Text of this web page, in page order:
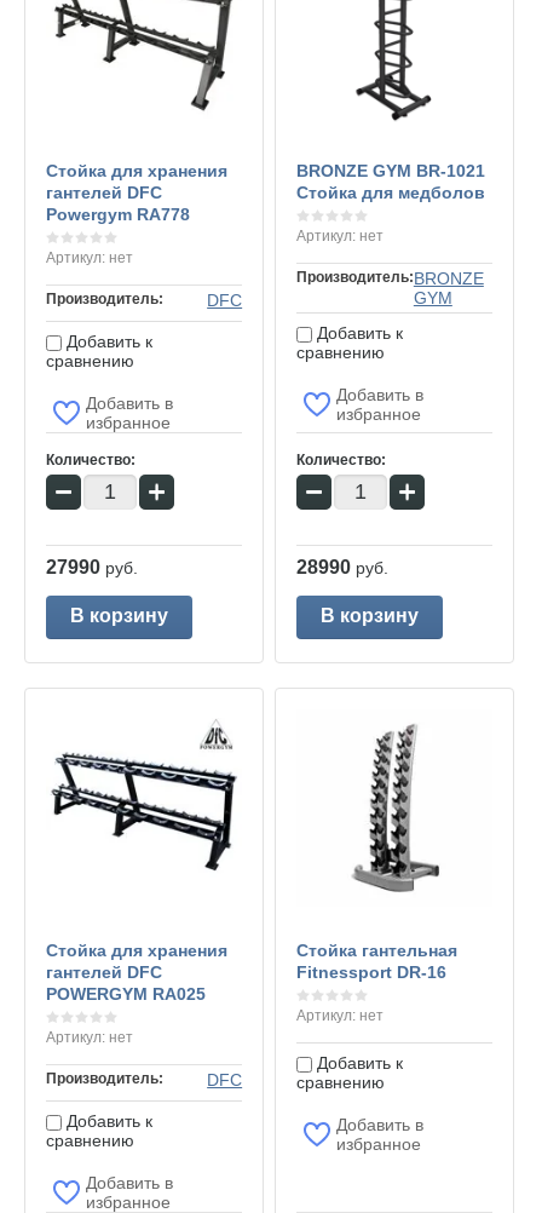
Стойка для хранения
гантелей DFC
Powergym RA778
Артикул: нет
Производитель: DFC
Добавить к
сравнению
Добавить в
избранное
Количество:
− +
27990 руб.
В корзину
BRONZE GYM BR-1021
Стойка для медболов
Артикул:нет
Производитель:BRONZE
GYM
Добавить к
сравнению
Добавить в
избранное
Количество:
− +
28990 руб.
В корзину
Стойка для хранения
гантелей DFC
POWERGYM RA025
Артикул: нет
Производитель: DFC
Добавить к
сравнению
Добавить в
избранное
Стойка гантельная
Fitnessport DR-16
Артикул:нет
Добавить к
сравнению
Добавить в
избранное